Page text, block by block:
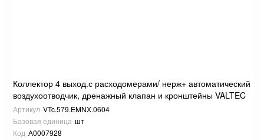
Коллектор 4 выход.с расходомерами/ нерж+ автоматический
воздухоотводчик, дренажный клапан и кронштейны VALTEC
Артикул VTc.579.EMNX.0604
Базовая единица шт
Код А0007928